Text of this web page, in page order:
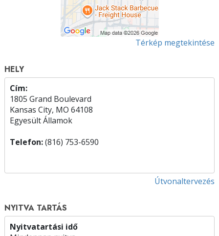
Térkép megtekintése
HELY
Cím:
1805 Grand Boulevard
Kansas City, MO 64108
Egyesült Államok
Telefon:(816) 753-6590
Útvonaltervezés
NYITVA TARTÁS
Nyitvatartási idő